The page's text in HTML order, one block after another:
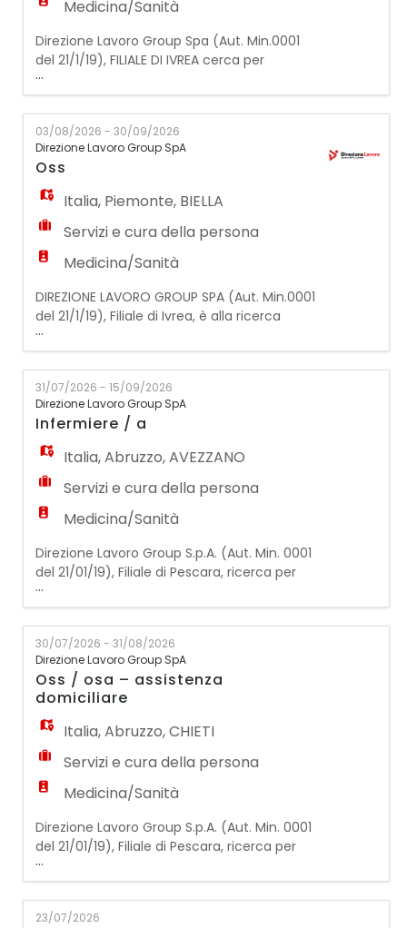
Medicina/Sanità
Direzione Lavoro Group Spa (Aut. Min.0001
del 21/1/19), FILIALE DI IVREA cerca per
struttura socio assistenziale dedicata ai
minori: OPERATORE/ICE SOCIO SANITARIO/A
Si richiede: - attestato OSS 1000 ore -
automunito/a - disponibilità a lavorare con i
minori - disponibilità ai 3 turni (06-14:00 /
14:00-22:00 / 22:00-06:00) Si offre: I
...
03/08/2026 - 30/09/2026
Direzione Lavoro Group SpA
Oss
Italia, Piemonte, BIELLA
Servizi e cura della persona
Medicina/Sanità
DIREZIONE LAVORO GROUP SPA (Aut. Min.0001
del 21/1/19), Filiale di Ivrea, è alla ricerca
di Operatori Socio Sanitari (OSS) da inserire
all'interno di struttura sanitaria nostra
cliente. Principali compiti: - Assistenza alla
persona, con particolare cura dell'igiene e
supporto alla mobilizzazione dei pazienti. -
Monitoraggio delle condizioni
...
31/07/2026 - 15/09/2026
Direzione Lavoro Group SpA
Infermiere / a
Italia,Abruzzo,AVEZZANO
Servizi e cura della persona
Medicina/Sanità
Direzione Lavoro Group S.p.A. (Aut. Min. 0001
del 21/01/19), Filiale di Pescara, ricerca per
Istituto operante nell'assistenza socio-
sanitaria: INFERMIERE/A La risorsa sarà
inserita all'interno di una struttura
residenziale specializzata nei percorsi
assistenziali, collaborando con un'équipe
multidisciplinare composta da medici,
fisioterapis
...
30/07/2026 - 31/08/2026
Direzione Lavoro Group SpA
Oss / osa – assistenza
domiciliare
Italia,Abruzzo,CHIETI
Servizi e cura della persona
Medicina/Sanità
Direzione Lavoro Group S.p.A. (Aut. Min. 0001
del 21/01/19), Filiale di Pescara, ricerca per
azienda cliente operante nel settore socio-
assistenziale: OPERATORE SOCIO SANITARIO
(OSS) / OPERATORE SOCIO ASSISTENZIALE
(OSA) – ASSISTENZA DOMICILIARE Le risorse
...
23/07/2026